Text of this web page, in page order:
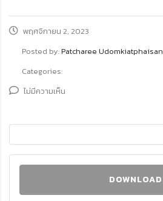
พฤศจิกายน 2, 2023
Posted by:Patcharee Udomkiatphaisan
Categories:
ไม่มีความเห็น
DOWNLOAD